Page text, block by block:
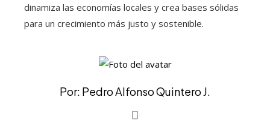
dinamiza las economías locales y crea bases sólidas
para un crecimiento más justo y sostenible.
Por: Pedro Alfonso Quintero J.